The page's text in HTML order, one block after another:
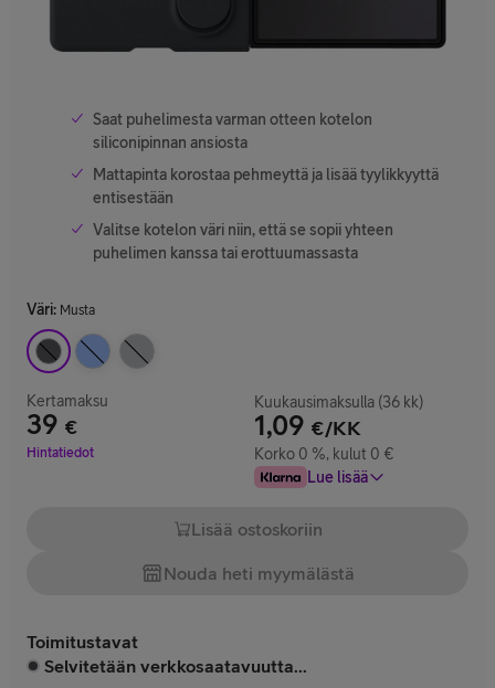
Saat puhelimesta varman otteen kotelon
siliconipinnan ansiosta
Mattapinta korostaa pehmeyttä ja lisää tyylikkyyttä
entisestään
Valitse kotelon väri niin, että se sopii yhteen
puhelimen kanssa tai erottuumassasta
Väri: Musta
Kertamaksu
39 €
Hinta 39 €
Hintatiedot
Kuukausimaksulla (36 kk)
1,09 €/KK
Korko 0 %, kulut 0 €
Lue lisää
Lisää ostoskoriin
Nouda heti myymälästä
Toimitustavat
Selvitetään verkkosaatavuutta...